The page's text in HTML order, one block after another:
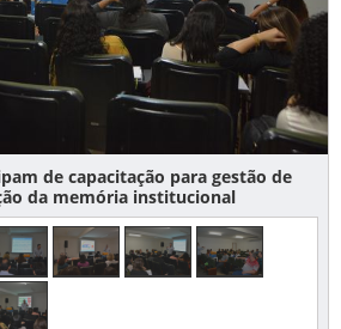
de capacitação para gestão de
da memória institucional